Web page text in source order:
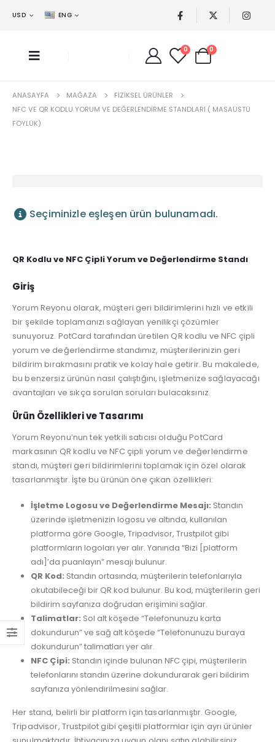
USD ENG
0 0
ANASAYFA MAĞAZA
FIZIKSEL ÜRÜNLER
NFC VE QR KODLU YORUM VE DEĞERLENDIRME STANDLARI ( MASAÜSTÜ
FÖYLÜK)
Seçiminizle eşleşen ürün bulunamadı.
QR Kodlu ve NFC Çipli Yorum ve Değerlendirme Standı
Giriş
Yorum Reyonu olarak, müşteri geri bildirimlerini hızlı ve etkili
bir şekilde toplamanızı sağlayan yenilikçi çözümler
sunuyoruz. PotCard tarafından üretilen QR kodlu ve NFC çipli
yorum ve değerlendirme standımız, müşterilerinizin geri
bildirim bırakmasını pratik ve kolay hale getirir. Bu makalede,
bu benzersiz ürünün nasıl çalıştığını, işletmenize sağlayacağı
avantajları ve sıkça sorulan soruları bulacaksınız.
Ürün Özellikleri ve Tasarımı
Yorum Reyonu’nun tek yetkili satıcısı olduğu PotCard
markasının QR kodlu ve NFC çipli yorum ve değerlendirme
standı, müşteri geri bildirimlerini toplamak için özel olarak
tasarlanmıştır. İşte bu ürünün öne çıkan özellikleri:
İşletme Logosu ve Değerlendirme Mesajı: Standın
üzerinde işletmenizin logosu ve altında, kullanılan
platforma göre Google, Tripadvisor, Trustpilot gibi
platformların logoları yer alır. Yanında “Bizi [platform
adı]’da puanlayın” mesajı bulunur.
QR Kod: Standın ortasında, müşterilerin telefonlarıyla
okutabileceği bir QR kod bulunur. Bu kod, müşterilerin geri
bildirim sayfanıza doğrudan erişimini sağlar.
Talimatlar: Sol alt köşede “Telefonunuzu karta
dokundurun” ve sağ alt köşede “Telefonunuzu buraya
dokundurun” talimatları yer alır.
NFC Çipi: Standın içinde bulunan NFC çipi, müşterilerin
telefonlarını standın üzerine dokundurarak geri bildirim
sayfanıza yönlendirilmesini sağlar.
Her stand, belirli bir platform için tasarlanmıştır. Google,
Tripadvisor, Trustpilot gibi çeşitli platformlar için ayrı ürünler